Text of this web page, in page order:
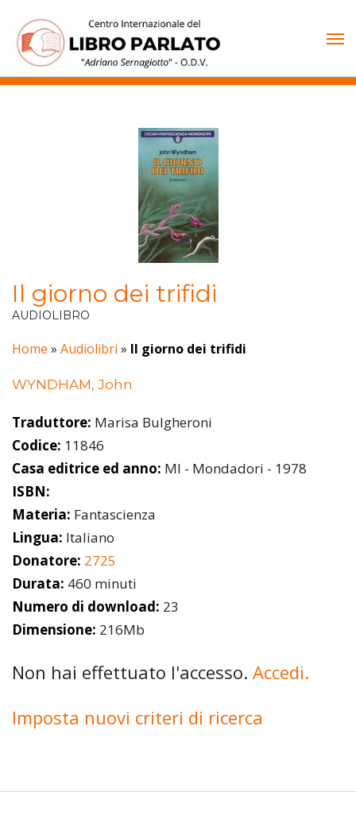
contenuto
Il giorno dei trifidi
AUDIOLIBRO
Home » Audiolibri » Il giorno dei trifidi
WYNDHAM, John
Traduttore: Marisa Bulgheroni
Codice: 11846
Casa editrice ed anno: MI - Mondadori - 1978
ISBN:
Materia: Fantascienza
Lingua: Italiano
Donatore: 2725
Durata: 460 minuti
Numero di download: 23
Dimensione: 216Mb
Non hai effettuato l'accesso. Accedi.
Imposta nuovi criteri di ricerca